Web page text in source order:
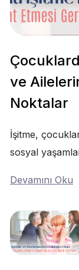
ve
Noktalar
İşitme,
sosyal
Devamını Oku